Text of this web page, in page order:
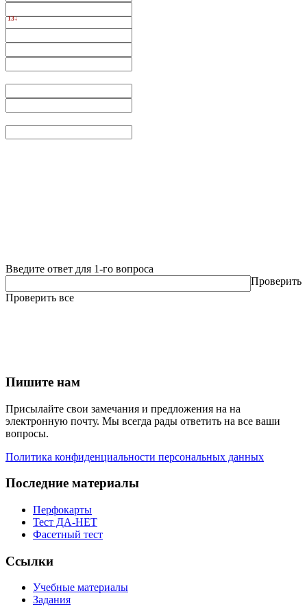
13↓
Введите ответ для 1-го вопроса
Проверить
Проверить все
Пишите нам
Присылайте свои замечания и предложения на на
электронную почту. Мы всегда рады ответить на все ваши
вопросы.
Политика конфиденциальности персональных данных
Последние материалы
Перфокарты
Тест ДА-НЕТ
Фасетный тест
Ссылки
Учебные материалы
Задания